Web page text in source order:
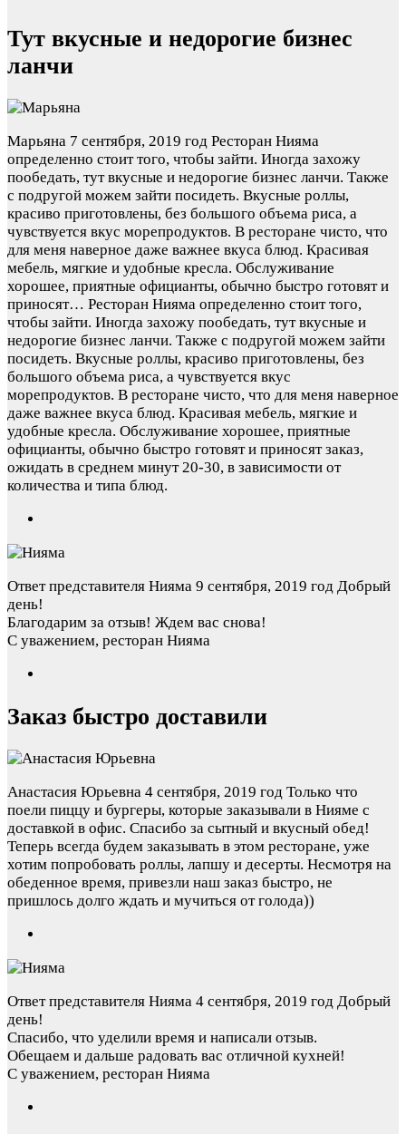
Тут вкусные и недорогие бизнес
ланчи
Марьяна 7 сентября, 2019 год Ресторан Нияма
определенно стоит того, чтобы зайти. Иногда захожу
пообедать, тут вкусные и недорогие бизнес ланчи. Также
с подругой можем зайти посидеть. Вкусные роллы,
красиво приготовлены, без большого объема риса, а
чувствуется вкус морепродуктов. В ресторане чисто, что
для меня наверное даже важнее вкуса блюд. Красивая
мебель, мягкие и удобные кресла. Обслуживание
хорошее, приятные официанты, обычно быстро готовят и
приносят… Ресторан Нияма определенно стоит того,
чтобы зайти. Иногда захожу пообедать, тут вкусные и
недорогие бизнес ланчи. Также с подругой можем зайти
посидеть. Вкусные роллы, красиво приготовлены, без
большого объема риса, а чувствуется вкус
морепродуктов. В ресторане чисто, что для меня наверное
даже важнее вкуса блюд. Красивая мебель, мягкие и
удобные кресла. Обслуживание хорошее, приятные
официанты, обычно быстро готовят и приносят заказ,
ожидать в среднем минут 20-30, в зависимости от
количества и типа блюд.
Ответ представителя Нияма 9 сентября, 2019 год Добрый
день!
Благодарим за отзыв! Ждем вас снова!
С уважением, ресторан Нияма
Заказ быстро доставили
Анастасия Юрьевна 4 сентября, 2019 год Только что
поели пиццу и бургеры, которые заказывали в Нияме с
доставкой в офис. Спасибо за сытный и вкусный обед!
Теперь всегда будем заказывать в этом ресторане, уже
хотим попробовать роллы, лапшу и десерты. Несмотря на
обеденное время, привезли наш заказ быстро, не
пришлось долго ждать и мучиться от голода))
Ответ представителя Нияма 4 сентября, 2019 год Добрый
день!
Спасибо, что уделили время и написали отзыв.
Обещаем и дальше радовать вас отличной кухней!
С уважением, ресторан Нияма